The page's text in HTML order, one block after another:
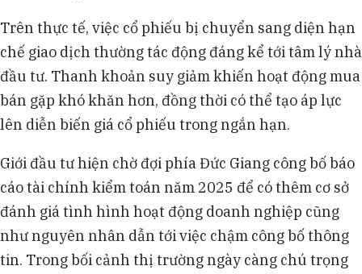
Trên thực tế, việc cổ phiếu bị chuyển sang diện hạn
chế giao dịch thường tác động đáng kể tới tâm lý nhà
đầu tư. Thanh khoản suy giảm khiến hoạt động mua
bán gặp khó khăn hơn, đồng thời có thể tạo áp lực
lên diễn biến giá cổ phiếu trong ngắn hạn.
Giới đầu tư hiện chờ đợi phía Đức Giang công bố báo
cáo tài chính kiểm toán năm 2025 để có thêm cơ sở
đánh giá tình hình hoạt động doanh nghiệp cũng
như nguyên nhân dẫn tới việc chậm công bố thông
tin. Trong bối cảnh thị trường ngày càng chú trọng